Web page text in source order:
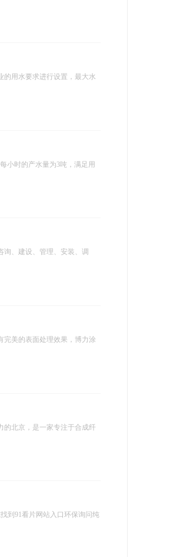
用水要求进行设置，最大水
小时的产水量为3吨，满足用
询、建设、管理、安装、调
完美的表面处理效果，博力涂
北京，是一家专注于合成纤
到91看片网站入口环保询问纯